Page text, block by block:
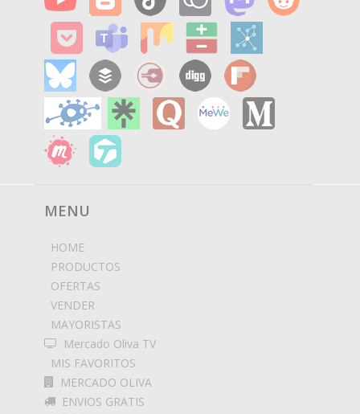
MENU
HOME
PRODUCTOS
OFERTAS
VENDER
MAYORISTAS
Mercado Oliva TV
MIS FAVORITOS
MERCADO OLIVA
ENVIOS GRATIS